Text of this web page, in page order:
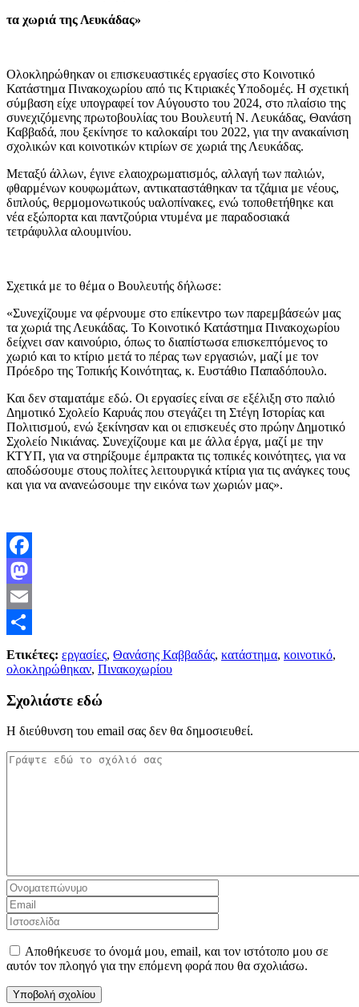
τα χωριά της Λευκάδας»
Ολοκληρώθηκαν οι επισκευαστικές εργασίες στο Κοινοτικό
Κατάστημα Πινακοχωρίου από τις Κτιριακές Υποδομές. Η σχετική
σύμβαση είχε υπογραφεί τον Αύγουστο του 2024, στο πλαίσιο της
συνεχιζόμενης πρωτοβουλίας του Βουλευτή Ν. Λευκάδας, Θανάση
Καββαδά, που ξεκίνησε το καλοκαίρι του 2022, για την ανακαίνιση
σχολικών και κοινοτικών κτιρίων σε χωριά της Λευκάδας.
Μεταξύ άλλων, έγινε ελαιοχρωματισμός, αλλαγή των παλιών,
φθαρμένων κουφωμάτων, αντικαταστάθηκαν τα τζάμια με νέους,
διπλούς, θερμομονωτικούς υαλοπίνακες, ενώ τοποθετήθηκε και
νέα εξώπορτα και παντζούρια ντυμένα με παραδοσιακά
τετράφυλλα αλουμινίου.
Σχετικά με το θέμα ο Βουλευτής δήλωσε:
«Συνεχίζουμε να φέρνουμε στο επίκεντρο των παρεμβάσεών μας
τα χωριά της Λευκάδας. Το Κοινοτικό Κατάστημα Πινακοχωρίου
δείχνει σαν καινούριο, όπως το διαπίστωσα επισκεπτόμενος το
χωριό και το κτίριο μετά το πέρας των εργασιών, μαζί με τον
Πρόεδρο της Τοπικής Κοινότητας, κ. Ευστάθιο Παπαδόπουλο.
Και δεν σταματάμε εδώ. Οι εργασίες είναι σε εξέλιξη στο παλιό
Δημοτικό Σχολείο Καρυάς που στεγάζει τη Στέγη Ιστορίας και
Πολιτισμού, ενώ ξεκίνησαν και οι επισκευές στο πρώην Δημοτικό
Σχολείο Νικιάνας. Συνεχίζουμε και με άλλα έργα, μαζί με την
ΚΤΥΠ, για να στηρίξουμε έμπρακτα τις τοπικές κοινότητες, για να
αποδώσουμε στους πολίτες λειτουργικά κτίρια για τις ανάγκες τους
και για να ανανεώσουμε την εικόνα των χωριών μας».
Facebook
Mastodon
Email
Μοιραστείτε
Ετικέτες: εργασίες, Θανάσης Καββαδάς, κατάστημα, κοινοτικό,
ολοκληρώθηκαν, Πινακοχωρίου
Σχολιάστε εδώ
Η διεύθυνση του email σας δεν θα δημοσιευθεί.
Αποθήκευσε το όνομά μου, email, και τον ιστότοπο μου σε
αυτόν τον πλοηγό για την επόμενη φορά που θα σχολιάσω.